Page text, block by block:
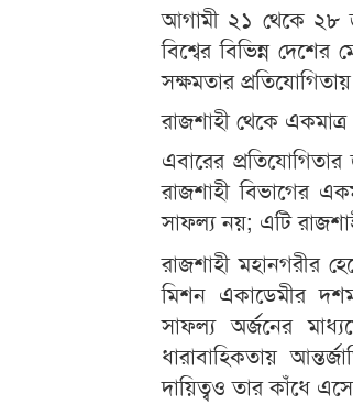
আগামী ২১ থেকে ২৮
বিশ্বের বিভিন্ন দেশের
সক্ষমতার
রাজশাহী থেকে একমাত্র
এবারের
রাজশাহী বিভাগের
সাফল্য নয়; এটি
রাজশাহী মহানগরীর
মিশন একাডেমীর দশম
সাফল্য অর্জনের
ধারাবাহিকতায়
দায়িত্বও তার কাঁধে